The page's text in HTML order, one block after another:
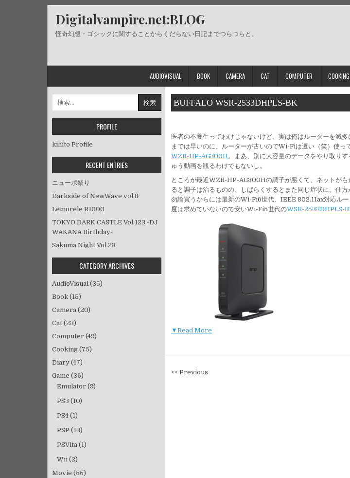
Digitalvampire.net:BLOG
怪奇幻想・ゴシックに関することからくだらない日記までつらつらと。
AUDIOVISUAL BOOK CAMERA CAT COMPUTER COOKING
BUFFALO WSR-2533DHPLS-BK
医者の不養生ってわけじゃないけど、実は俺はルーターを滅
までは早いのに、ルーターが古いのでWi-Fiは遅い（笑）使っ
WZR-HP-AG300H。まあ、別に大容量のデータをやり取り
ゅう動画を観るわけでもないし。
ところが最近WZR-HP-AG300Hの調子が悪くて、ネットが
ると調子は治るものの、しばらくするとまた同じ症状に。仕
勿論買うからには最新のWi-Fi6世代、IEEE 802.11ax対応ル
度は求めていないので安いWi-Fi5世代のWSR-2533DHPLS-
▼Read More
投
<< Previous
索:
PROFILE
kihito Profile
RECENT ENTRIES
ニューポ祭り
Darkside of NewWave vol.8
Lemorele R1000
TOKYO DARK CASTLE Vol.123 -DJ
WAKANA Birthday-
Sakuma Night Vol.23
CATEGORY ARCHIVES
AudioVisual (35)
Book (15)
Camera (20)
Cat (23)
Computer (49)
Cooking (75)
Diary (47)
Game (36)
Emulator (9)
PS3 (10)
PS4 (1)
PSP (13)
PSVita (1)
Wii (2)
Movie (55)